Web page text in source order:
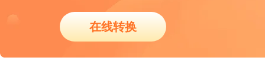
在线转换